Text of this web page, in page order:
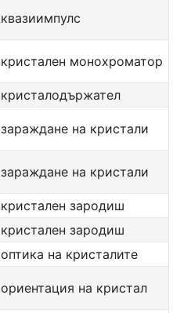
квазиимпулс
кристален монохроматор
кристалодържател
зараждане на кристали
зараждане на кристали
кристален зародиш
кристален зародиш
оптика на кристалите
ориентация на кристал